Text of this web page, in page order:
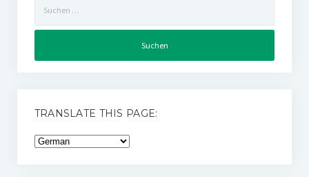
nach:
TRANSLATE THIS PAGE: